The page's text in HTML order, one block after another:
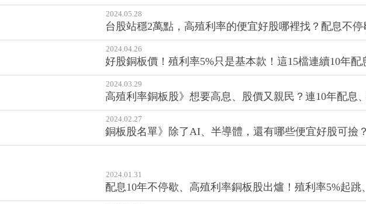
高殖利率銅板股》台股漲高高，便宜好股哪裡找？殖利
2024.06.13
股息、成長全都要？月配高股息ETF 00944、00946是
2024.05.28
台股站穩2萬點，高殖利率的便宜好股哪裡找？配息不
2024.04.26
好股銅板價！殖利率5%只是基本款！這15檔連續10年
2024.03.29
高殖利率銅板股》想要高息、股價又親民？連10年配息
銅板股名單》除了AI、半導體，還有哪些便宜好股可撿